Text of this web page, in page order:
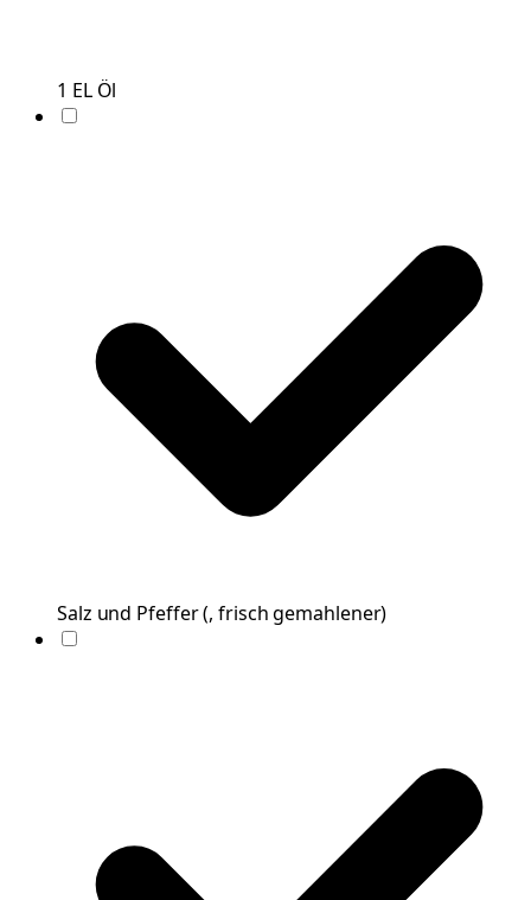
1 EL Öl
Salz und Pfeffer(, frisch gemahlener)